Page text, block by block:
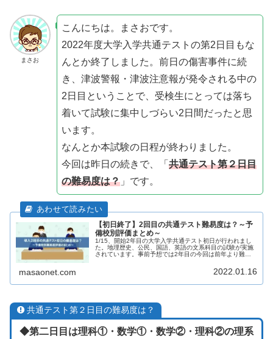
まさお
こんにちは。まさおです。
2022年度大学入学共通テストの第2日目もな
んとか終了しました。前日の傷害事件に続
き、津波警報・津波注意報が発令される中の
2日目ということで、受検生にとっては落ち
着いて試験に集中しづらい2日間だったと思
います。
なんとか本試験の日程が終わりました。
今回は昨日の続きで、「 共通テスト第２日目
の難易度は？」です。
【初日終了】2回目の共通テスト難易度は？～予
備校別評価まとめ～
1/15、開始2年目の大学入学共通テスト初日が行われまし
た。地理歴史、公民、国語、英語の文系科目の試験が実施
されています。事前予想では2年目の今回は前年より難易
masaonet.com 2022.01.16
共通テスト第２日目の難易度は？
◆第二日目は理科①・数学①・数学②・理科②の理系